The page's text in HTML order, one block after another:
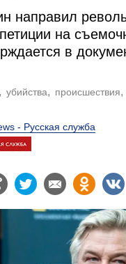
направил
на
в
убийства происшествия
- Русская служба